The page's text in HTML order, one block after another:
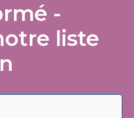
-
liste